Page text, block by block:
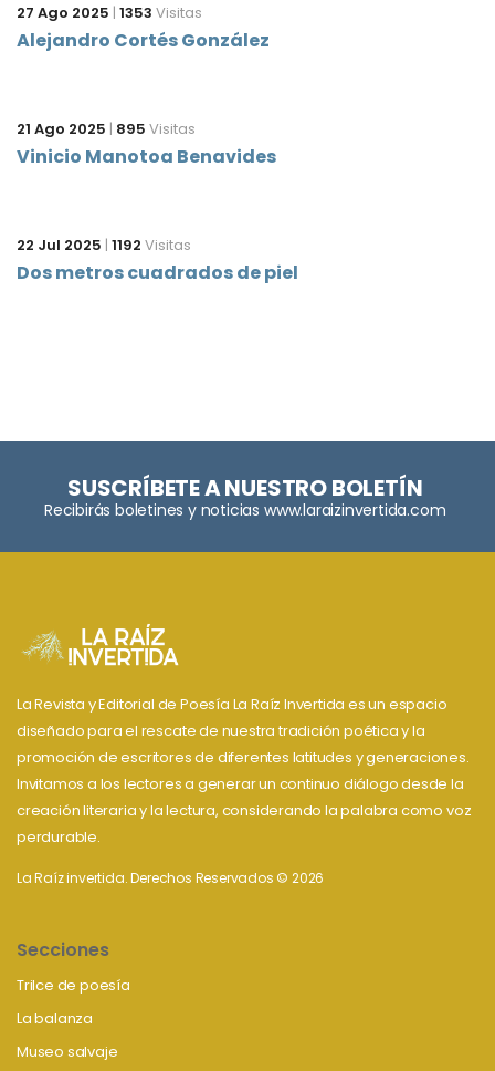
27 Ago 2025 | 1353 Visitas
Alejandro Cortés González
21 Ago 2025 | 895 Visitas
Vinicio Manotoa Benavides
22 Jul 2025 | 1192 Visitas
Dos metros cuadrados de piel
SUSCRÍBETE A NUESTRO BOLETÍN
Recibirás boletines y noticias www.laraizinvertida.com
La Revista y Editorial de Poesía La Raíz Invertida es un espacio
diseñado para el rescate de nuestra tradición poética y la
promoción de escritores de diferentes latitudes y generaciones.
Invitamos a los lectores a generar un continuo diálogo desde la
creación literaria y la lectura, considerando la palabra como voz
perdurable.
La Raíz invertida. Derechos Reservados © 2026
Secciones
Trilce de poesía
La balanza
Museo salvaje